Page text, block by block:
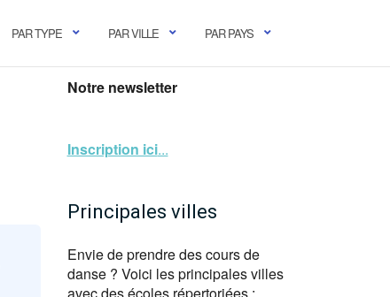
PAR TYPE PAR VILLE PAR PAYS
Notre newsletter
Inscription ici...
Principales villes
Envie de prendre des cours de
danse ? Voici les principales villes